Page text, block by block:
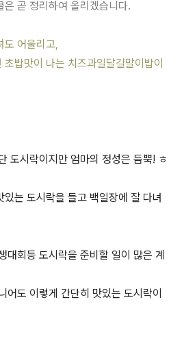
은 곧 정리하여 올리겠습니다.
도 어울리고,
밥맛이 나는 치즈과일달걀말이밥이
도시락이지만 엄마의 정성은 듬뿍! ㅎ
는 도시락을 들고 백일장에 잘 다녀
대회등 도시락을 준비할 일이 많은 계
어도 이렇게 간단히 맛있는 도시락이